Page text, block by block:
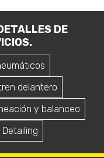
DE
delantero
y balanceo
Detailing